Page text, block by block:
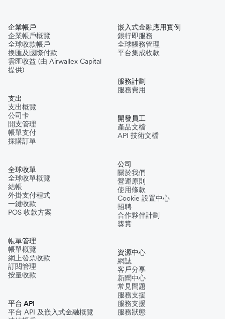
企業帳戶
企業帳戶概覽
全球收款帳戶
換匯及國際付款
雲匯收益 (由 Airwallex Capital
提供)
支出
支出概覽
公司卡
開支管理
帳單支付
採購訂單
全球收單
全球收單概覽
結帳
外掛支付程式
一鍵收款
POS 收款方案
帳單管理
帳單概覽
網上發票收款
訂閱管理
按量收款
平台 API
平台 API 及嵌入式金融概覽
嵌入式金融應用實例
銀行即服務
全球帳務管理
平台集成收款
服務計劃
服務費用
開發員工
產品文檔
API 技術文檔
公司
關於我們
營運原則
使用條款
Cookie 設置中心
招聘
合作夥伴計劃
獎賞
資源中心
網誌
客戶分享
新聞中心
常見問題
服務支援
服務支援
服務狀態